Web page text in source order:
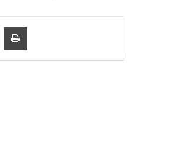
via Email Print